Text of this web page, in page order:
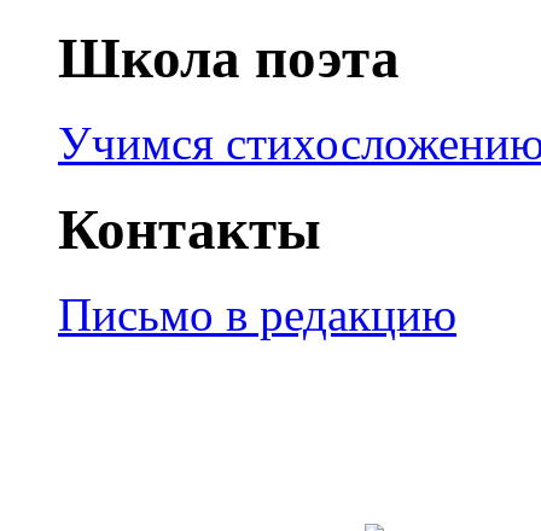
Школа поэта
Учимся
Контакты
Письмо в редакцию